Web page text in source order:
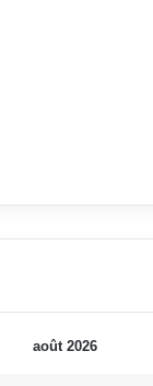
août 2026